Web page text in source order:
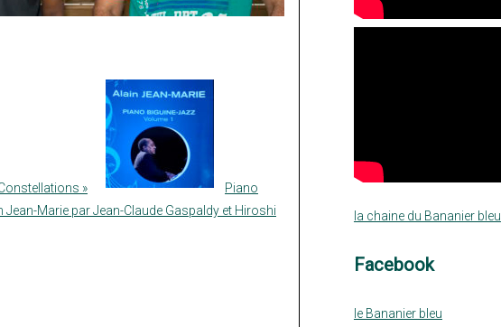
»
Piano
Marie par Jean-Claude Gaspaldy et Hiroshi
la chaine du Bananier bleu
Facebook
le Bananier bleu